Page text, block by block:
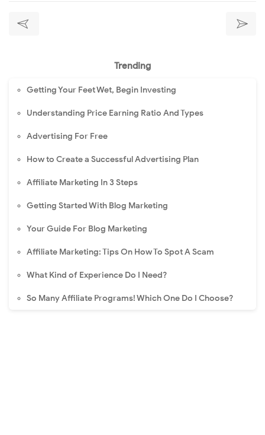
Trending
Getting Your Feet Wet, Begin Investing
Understanding Price Earning Ratio And Types
Advertising For Free
How to Create a Successful Advertising Plan
Affiliate Marketing In 3 Steps
Getting Started With Blog Marketing
Your Guide For Blog Marketing
Affiliate Marketing: Tips On How To Spot A Scam
What Kind of Experience Do I Need?
So Many Affiliate Programs! Which One Do I Choose?